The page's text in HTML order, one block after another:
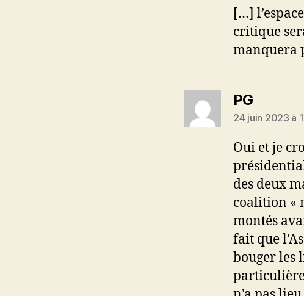
[…]
critique
manquera
PGdit :
24 juin 2023 à
Oui et je
des deux
coalition «
montés
fait que
bouger les